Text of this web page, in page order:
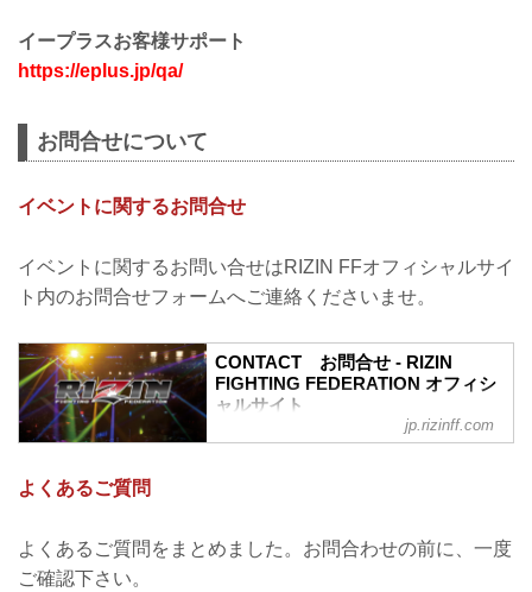
イープラスお客様サポート
https://eplus.jp/qa/
お問合せについて
イベントに関するお問合せ
イベントに関するお問い合せはRIZIN FFオフィシャルサイ
ト内のお問合せフォームへご連絡くださいませ。
CONTACT お問合せ - RIZIN
FIGHTING FEDERATION オフィシ
ャルサイト
RIZIN FIGHTING FEDERATION オフィシ
ン）の情報・加盟団体について発信して
jp.rizinff.com
よくあるご質問
よくあるご質問をまとめました。お問合わせの前に、一度
ご確認下さい。